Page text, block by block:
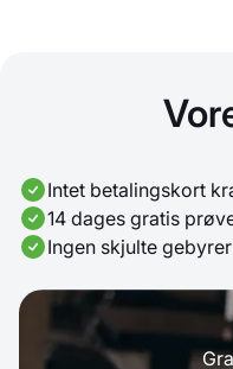
Intet betalingskort
14 dages gratis
Ingen skjulte gebyrer